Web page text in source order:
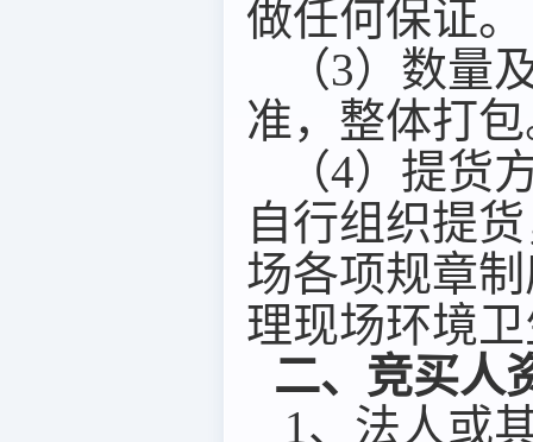
做任何保证。
（3）数量
准，整体打
（4）提货
自行组织提
场各项规章
理现场环境
二、竞买人
1、 法人或